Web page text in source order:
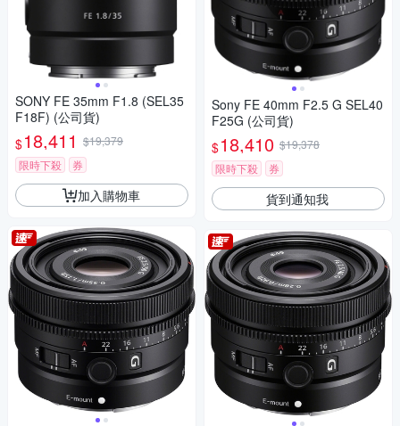
SONY FE 35mm F1.8 (SEL35
F18F) (公司貨)
$18,411 $19,379
限時下殺
券
加入購物車
Sony FE 40mm F2.5 G SEL40
F25G (公司貨)
$18,410 $19,378
限時下殺
券
貨到通知我